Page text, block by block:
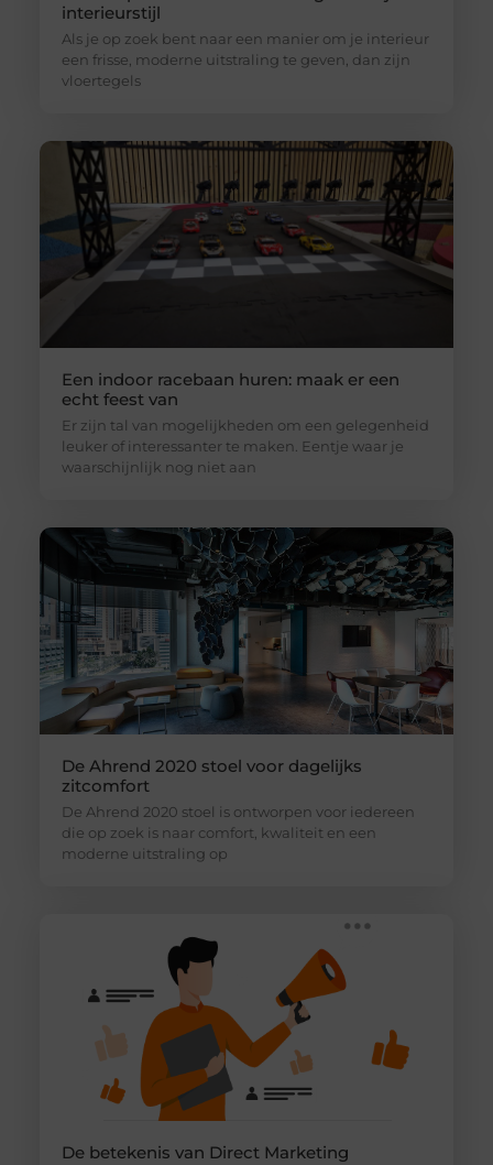
interieurstijl
Als je op zoek bent naar een manier om je interieur
een frisse, moderne uitstraling te geven, dan zijn
vloertegels
Een indoor racebaan huren: maak er een
echt feest van
Er zijn tal van mogelijkheden om een gelegenheid
leuker of interessanter te maken. Eentje waar je
waarschijnlijk nog niet aan
De Ahrend 2020 stoel voor dagelijks
zitcomfort
De Ahrend 2020 stoel is ontworpen voor iedereen
die op zoek is naar comfort, kwaliteit en een
moderne uitstraling op
De betekenis van Direct Marketing